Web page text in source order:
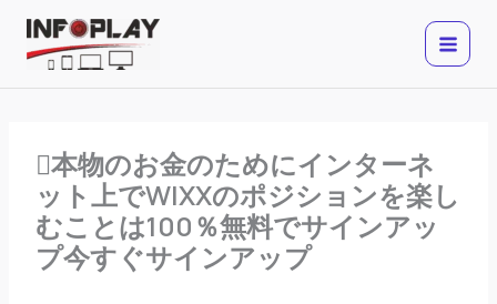
content
本物のお金のためにインターネ
ット上でWIXXのポジションを楽し
むことは100％無料でサインアッ
プ今すぐサインアップ